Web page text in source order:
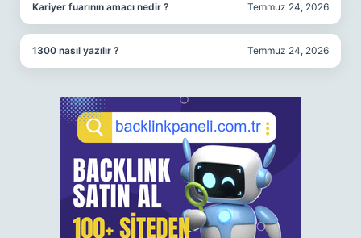
Kariyer fuarının amacı nedir ? Temmuz 24, 2026
1300 nasıl yazılır ? Temmuz 24, 2026